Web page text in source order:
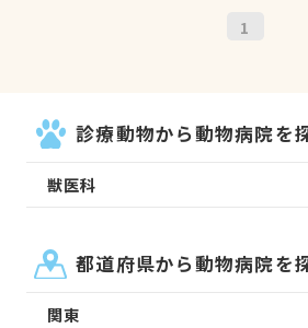
1
診療動物から動物病院を
獣医科
都道府県から動物病院を
関東